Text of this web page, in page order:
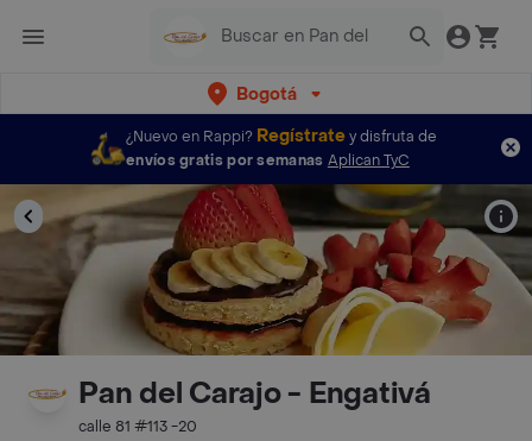
Bogotá
¿Nuevo en Rappi? Regístratey disfruta de
envíos gratis por semanas Aplican TyC
Pan del Carajo - Engativá
calle 81 #113 -20